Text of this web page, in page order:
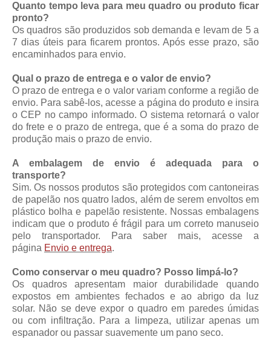
Quanto tempo leva para meu quadro ou produto ficar
pronto?
Os quadros são produzidos sob demanda e levam de 5 a
7 dias úteis para ficarem prontos. Após esse prazo, são
encaminhados para envio.
Qual o prazo de entrega e o valor de envio?
O prazo de entrega e o valor variam conforme a região de
envio. Para sabê-los, acesse a página do produto e insira
o CEP no campo informado. O sistema retornará o valor
do frete e o prazo de entrega, que é a soma do prazo de
produção mais o prazo de envio.
A embalagem de envio é adequada para o
transporte?
Sim. Os nossos produtos são protegidos com cantoneiras
de papelão nos quatro lados, além de serem envoltos em
plástico bolha e papelão resistente. Nossas embalagens
indicam que o produto é frágil para um correto manuseio
pelo transportador. Para saber mais, acesse a
página Envio e entrega.
Como conservar o meu quadro? Posso limpá-lo?
Os quadros apresentam maior durabilidade quando
expostos em ambientes fechados e ao abrigo da luz
solar. Não se deve expor o quadro em paredes úmidas
ou com infiltração. Para a limpeza, utilizar apenas um
espanador ou passar suavemente um pano seco.